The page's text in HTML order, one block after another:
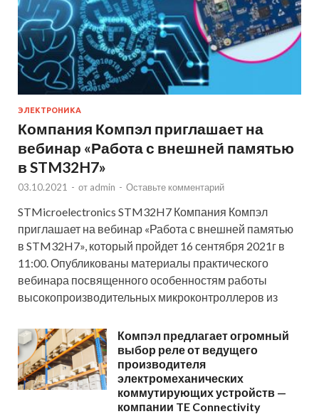
ЭЛЕКТРОНИКА
Компания Компэл приглашает на
вебинар «Работа с внешней памятью
в STM32H7»
03.10.2021 - от admin - Оставьте комментарий
STMicroelectronics STM32H7 Компания Компэл
приглашает на вебинар «Работа с внешней памятью
в STM32H7», который пройдет 16 сентября 2021г в
11:00. Опубликованы материалы практического
вебинара посвященного особенностям работы
высокопроизводительных микроконтроллеров из
Компэл предлагает огромный
выбор реле от ведущего
производителя
электромеханических
коммутирующих устройств —
компании TE Connectivity